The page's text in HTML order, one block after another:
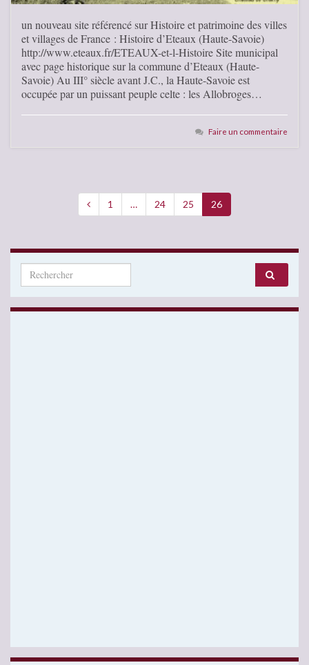
un nouveau site référencé sur Histoire et patrimoine des villes
et villages de France : Histoire d’Eteaux (Haute-Savoie)
http://www.eteaux.fr/ETEAUX-et-l-Histoire Site municipal
avec page historique sur la commune d’Eteaux (Haute-
Savoie) Au III° siècle avant J.C., la Haute-Savoie est
occupée par un puissant peuple celte : les Allobroges…
Faire un commentaire
1 … 24 25 26
Search for: